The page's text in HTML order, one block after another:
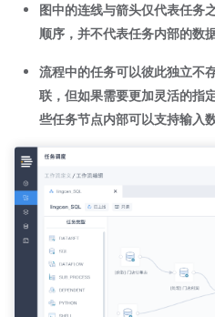
图中的连线与箭头仅代表任务
顺序，并不代表任务内部的数
流程中的任务可以彼此独立不
联，但如果需要更加灵活的指
些任务节点内部可以支持输入